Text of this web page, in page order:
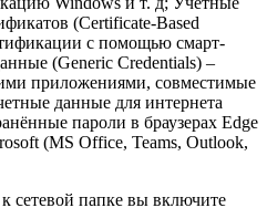
(Certificate-Based
с помощью смарт-
(Generic Credentials) –
приложениями, совместимые
данные для интернета
пароли в браузерах Edge
(MS Office, Teams, Outlook,
сетевой папке вы включите